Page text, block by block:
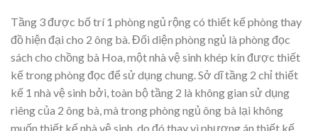
Tầng 3 được bố trí 1 phòng ngủ rộng có thiết kế phòng thay
đồ hiện đại cho 2 ông bà. Đối diện phòng ngủ là phòng đọc
sách cho chồng bà Hoa, một nhà vệ sinh khép kín được thiết
kế trong phòng đọc để sử dụng chung. Sở dĩ tầng 2 chỉ thiết
kế 1 nhà vệ sinh bởi, toàn bộ tầng 2 là không gian sử dụng
riêng của 2 ông bà, mà trong phòng ngủ ông bà lại không
muốn thiết kế nhà vệ sinh, do đó thay vì phương án thiết kế